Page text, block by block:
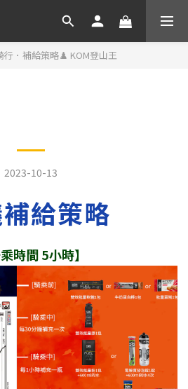
．補給策略♟️ KOM登山王
2023-10-13
給策略
乘時間 5小時】